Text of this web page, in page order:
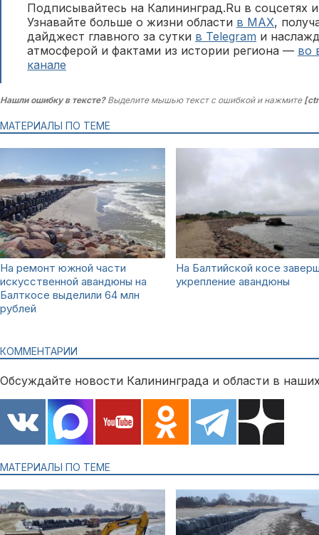
Подписывайтесь на Калининград.Ru в соцсетях
Узнавайте больше о жизни области в MAX,
дайджест главного за сутки в Telegram и
атмосферой и фактами из истории региона — во
канале
Нашли ошибку в тексте?Выделите мышью текст с ошибкой и нажмите
МАТЕРИАЛЫ ПО ТЕМЕ
На ремонт южной части
искусственной авандюны на
Балткосе выделили 64 млн
рублей
На Балтийской косе
укрепление авандюны
КОММЕНТАРИИ
Обсуждайте новости Калининграда и области в
МАТЕРИАЛЫ ПО ТЕМЕ